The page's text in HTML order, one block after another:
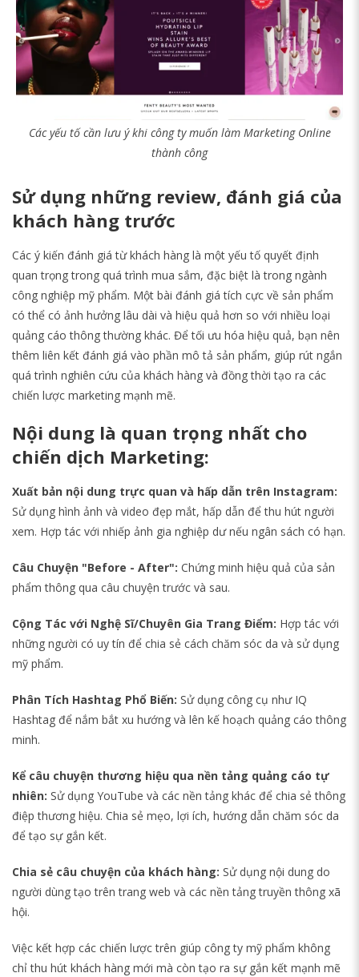
Các yếu tố cần lưu ý khi công ty muốn làm Marketing Online
thành công
Sử dụng những review, đánh giá của
khách hàng trước
Các ý kiến ​​đánh giá từ khách hàng là một yếu tố quyết định
quan trọng trong quá trình mua sắm, đặc biệt là trong ngành
công nghiệp mỹ phẩm. Một bài đánh giá tích cực về sản phẩm
có thể có ảnh hưởng lâu dài và hiệu quả hơn so với nhiều loại
quảng cáo thông thường khác. Để tối ưu hóa hiệu quả, bạn nên
thêm liên kết đánh giá vào phần mô tả sản phẩm, giúp rút ngắn
quá trình nghiên cứu của khách hàng và đồng thời tạo ra các
chiến lược marketing mạnh mẽ.
Nội dung là quan trọng nhất cho
chiến dịch Marketing:
Xuất bản nội dung trực quan và hấp dẫn trên Instagram:
Sử dụng hình ảnh và video đẹp mắt, hấp dẫn để thu hút người
xem. Hợp tác với nhiếp ảnh gia nghiệp dư nếu ngân sách có hạn.
Câu Chuyện "Before - After": Chứng minh hiệu quả của sản
phẩm thông qua câu chuyện trước và sau.
Cộng Tác với Nghệ Sĩ/Chuyên Gia Trang Điểm: Hợp tác với
những người có uy tín để chia sẻ cách chăm sóc da và sử dụng
mỹ phẩm.
Phân Tích Hashtag Phổ Biến: Sử dụng công cụ như IQ
Hashtag để nắm bắt xu hướng và lên kế hoạch quảng cáo thông
minh.
Kể câu chuyện thương hiệu qua nền tảng quảng cáo tự
nhiên: Sử dụng YouTube và các nền tảng khác để chia sẻ thông
điệp thương hiệu. Chia sẻ mẹo, lợi ích, hướng dẫn chăm sóc da
để tạo sự gắn kết.
Chia sẻ câu chuyện của khách hàng: Sử dụng nội dung do
người dùng tạo trên trang web và các nền tảng truyền thông xã
hội.
Việc kết hợp các chiến lược trên giúp công ty mỹ phẩm không
chỉ thu hút khách hàng mới mà còn tạo ra sự gắn kết mạnh mẽ